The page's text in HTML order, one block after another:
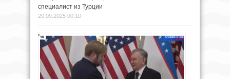
специалист из Турции
20.09.2025 00:10